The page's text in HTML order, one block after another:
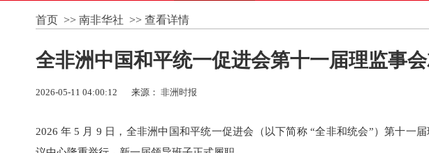
首页>> 南非华社 >> 查看详情
全非洲中国和平统一促进会第十一届理监事
2026-05-11 04:00:12 来源： 非洲时报
2026 年 5 月 9 日，全非洲中国和平统一促进会（以下简称 “全非和统会”）第十一